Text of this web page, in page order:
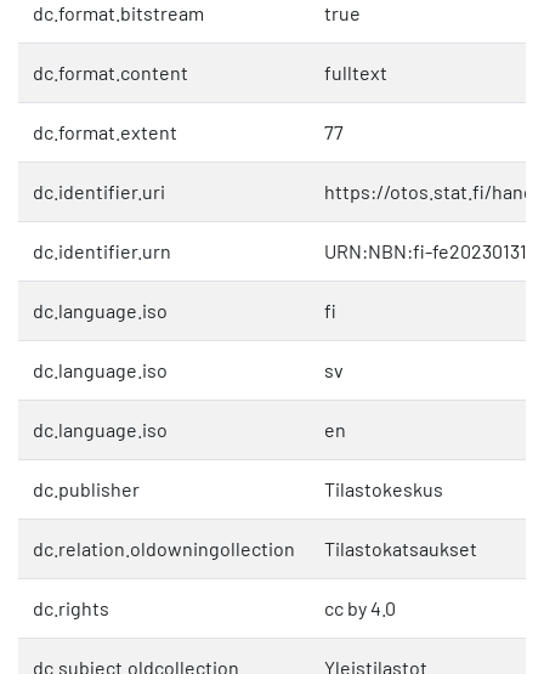
dc.format.bitstream true
dc.format.content fulltext
dc.format.extent 77
dc.identifier.uri https://otos.stat.fi/
dc.identifier.urn URN:NBN:fi-
dc.language.iso fi
dc.language.iso sv
dc.language.iso en
dc.publisher Tilastokeskus
dc.relation.oldowningollection Tilastokatsaukset
dc.rights cc by 4.0
dc.subject.oldcollection Yleistilastot